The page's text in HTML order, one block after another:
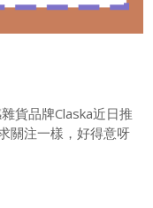
貨品牌Claska近日推
關注一樣，好得意呀